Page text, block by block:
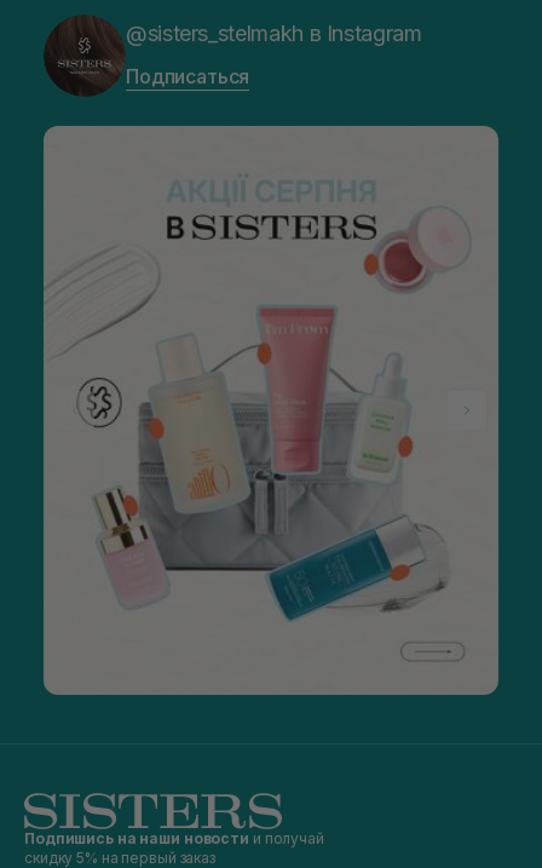
@sisters_stelmakh в Instagram
Подписаться
Подпишись на наши новости и получай
скидку 5% на первый заказ